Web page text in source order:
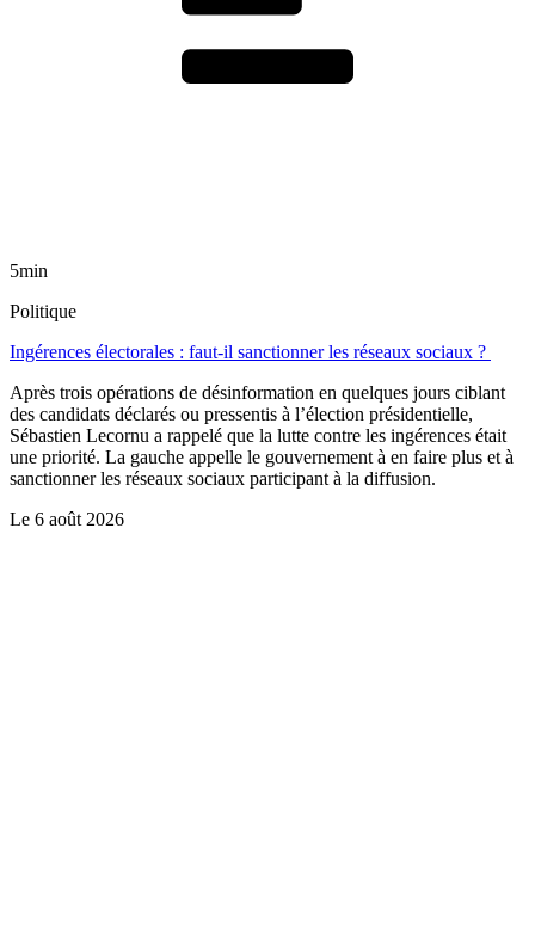
5min
Politique
Ingérences électorales : faut-il sanctionner les réseaux sociaux ?
Après trois opérations de désinformation en quelques jours ciblant
des candidats déclarés ou pressentis à l’élection présidentielle,
Sébastien Lecornu a rappelé que la lutte contre les ingérences était
une priorité. La gauche appelle le gouvernement à en faire plus et à
sanctionner les réseaux sociaux participant à la diffusion.
Le 6 août 2026